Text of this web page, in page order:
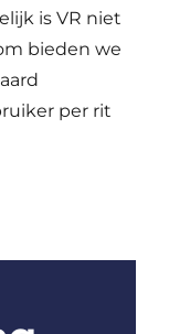
is VR niet
bieden we
per rit